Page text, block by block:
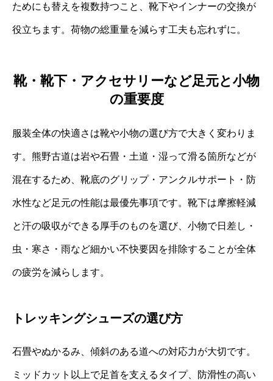
ためにも替えを複数持つこと、靴下やインナーの交換が
役立ちます。荷物の総重量を減らす工夫も忘れずに。
靴・靴下・アクセサリーなど足元と小物
の重要度
服装全体の快適さは靴や小物の選び方で大きく変わりま
す。熊野古道は岩や石畳・土道・湿って滑る箇所などが
混在するため、靴底のグリップ・アンクルサポート・防
水性など足元の性能は最優先事項です。靴下は摩擦軽減
と汗の吸収ができる厚手のものを選び、小物で日差し・
虫・寒さ・雨など細かい不快要因を排除することが全体
の疲労を減らします。
トレッキングシューズの選び方
石畳やぬかるみ、傾斜のある道への対応力が大切です。
ミッドカット以上で足首を支えるタイプ、防滑性の高い